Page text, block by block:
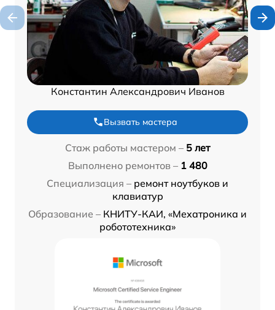
Константин Александрович Иванов
Вызвать мастера
Стаж работы мастером – 5 лет
Выполнено ремонтов – 1 480
Специализация – ремонт ноутбуков и
клавиатур
Образование – КНИТУ-КАИ, «Мехатроника и
робототехника»